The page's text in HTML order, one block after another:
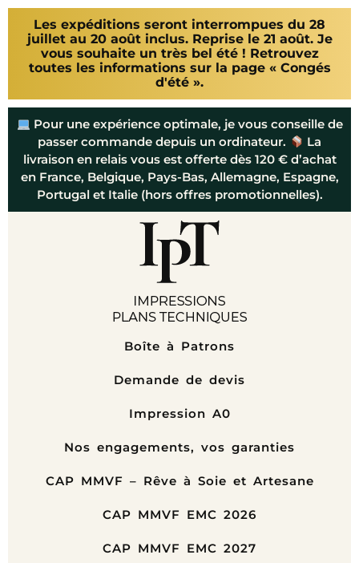
Les expéditions seront interrompues du 28
juillet au 20 août inclus. Reprise le 21 août. Je
vous souhaite un très bel été ! Retrouvez
toutes les informations sur la page « Congés
d'été ».
Pour une expérience optimale, je vous conseille de
passer commande depuis un ordinateur.
La
livraison en relais vous est offerte dès 120 € d’achat
en France, Belgique, Pays-Bas, Allemagne, Espagne,
Portugal et Italie (hors offres promotionnelles).
Boîte à Patrons
Demande de devis
Impression A0
Nos engagements, vos garanties
CAP MMVF – Rêve à Soie et Artesane
CAP MMVF EMC 2026
CAP MMVF EMC 2027